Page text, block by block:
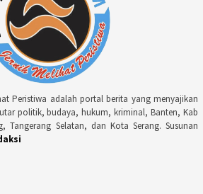
Peristiwa adalah portal berita yang menyajikan
politik, budaya, hukum, kriminal, Banten, Kab
Tangerang Selatan, dan Kota Serang. Susunan